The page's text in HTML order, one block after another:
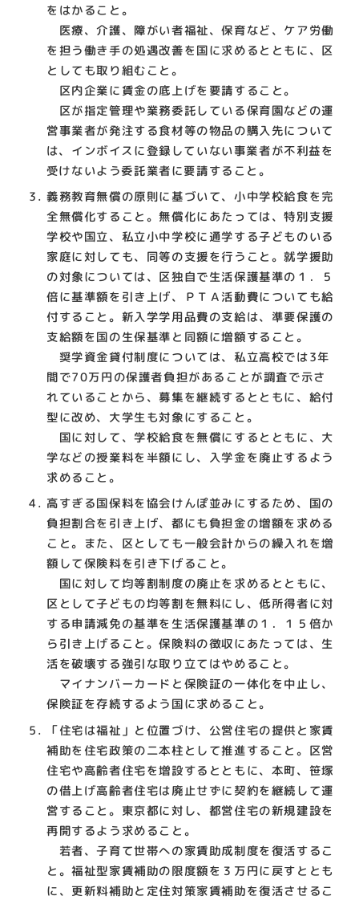
をはかること。
医療、介護、障がい者福祉、保育など、ケア労働
を担う働き手の処遇改善を国に求めるとともに、区
としても取り組むこと。
区内企業に賃金の底上げを要請すること。
区が指定管理や業務委託している保育園などの運
営事業者が発注する食材等の物品の購入先について
は、インボイスに登録していない事業者が不利益を
受けないよう委託業者に要請すること。
義務教育無償の原則に基づいて、小中学校給食を完
全無償化すること。無償化にあたっては、特別支援
学校や国立、私立小中学校に通学する子どものいる
家庭に対しても、同等の支援を行うこと。就学援助
の対象については、区独自で生活保護基準の１．５
倍に基準額を引き上げ、ＰＴＡ活動費についても給
付すること。新入学学用品費の支給は、準要保護の
支給額を国の生保基準と同額に増額すること。
奨学資金貸付制度については、私立高校では3年
間で70万円の保護者負担があることが調査で示さ
れていることから、募集を継続するとともに、給付
型に改め、大学生も対象にすること。
国に対して、学校給食を無償にするとともに、大
学などの授業料を半額にし、入学金を廃止するよう
求めること。
高すぎる国保料を協会けんぽ並みにするため、国の
負担割合を引き上げ、都にも負担金の増額を求める
こと。また、区としても一般会計からの繰入れを増
額して保険料を引き下げること。
国に対して均等割制度の廃止を求めるとともに、
区として子どもの均等割を無料にし、低所得者に対
する申請減免の基準を生活保護基準の１．１５倍か
ら引き上げること。保険料の徴収にあたっては、生
活を破壊する強引な取り立てはやめること。
マイナンバーカードと保険証の一体化を中止し、
保険証を存続するよう国に求めること。
「住宅は福祉」と位置づけ、公営住宅の提供と家賃
補助を住宅政策の二本柱として推進すること。区営
住宅や高齢者住宅を増設するとともに、本町、笹塚
の借上げ高齢者住宅は廃止せずに契約を継続して運
営すること。東京都に対し、都営住宅の新規建設を
再開するよう求めること。
若者、子育て世帯への家賃助成制度を復活するこ
と。福祉型家賃補助の限度額を３万円に戻すととも
に、更新料補助と定住対策家賃補助を復活させるこ